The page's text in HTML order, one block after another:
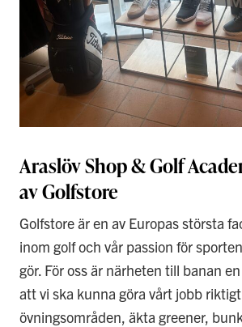
Araslöv Shop & Golf
av Golfstore
Golfstore är en av Europas största
inom golf och vår passion för
gör. För oss är närheten till banan
att vi ska kunna göra vårt jobb
övningsområden, äkta greener,